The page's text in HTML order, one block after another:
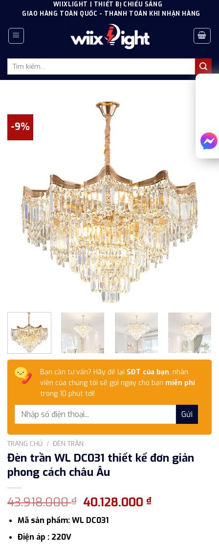
content
WIIXLIGHT | THIẾT BỊ CHIẾU SÁNG
GIAO HÀNG TOÀN QUỐC - THANH TOÁN KHI NHẬN HÀNG
Tìm
-9%
Bạn cần tư vấn? Hãy để lại SĐT của bạn, nhân
viên của chúng tôi sẽ gọi ngay cho bạn miễn phí
trong 10 phút tới!
TRANG CHỦ / ĐÈN TRẦN
Đèn trần WL DC031 thiết kế đơn giản
phong cách châu Âu
43.918.000₫ Giá
gốc
là:
40.128.000₫Giá
Mã sản phẩm: WL DC031
Điện áp : 220V